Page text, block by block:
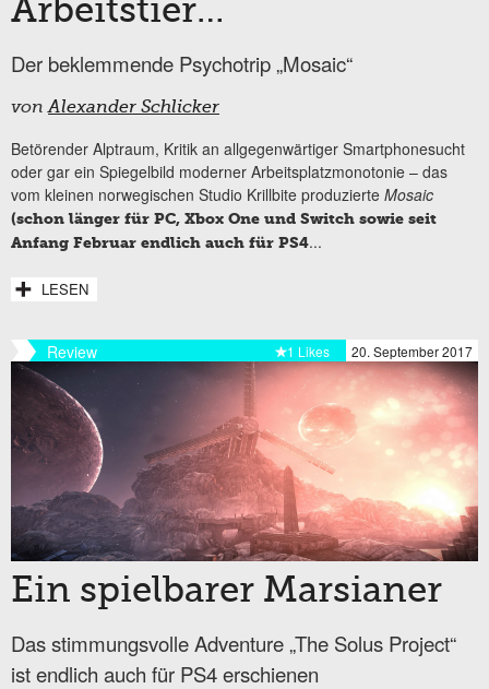
Arbeitstier…
Der beklemmende Psychotrip „Mosaic“
vonAlexander Schlicker
Betörender Alptraum, Kritik an allgegenwärtiger Smartphonesucht
oder gar ein Spiegelbild moderner Arbeitsplatzmonotonie – das
vom kleinen norwegischen Studio Krillbite produzierte Mosaic
(schon länger für PC, Xbox One und Switch sowie seit
Anfang Februar endlich auch für PS4...
LESEN
Review 20. September 2017
1 Likes
Ein spielbarer Marsianer
Das stimmungsvolle Adventure „The Solus Project“
ist endlich auch für PS4 erschienen